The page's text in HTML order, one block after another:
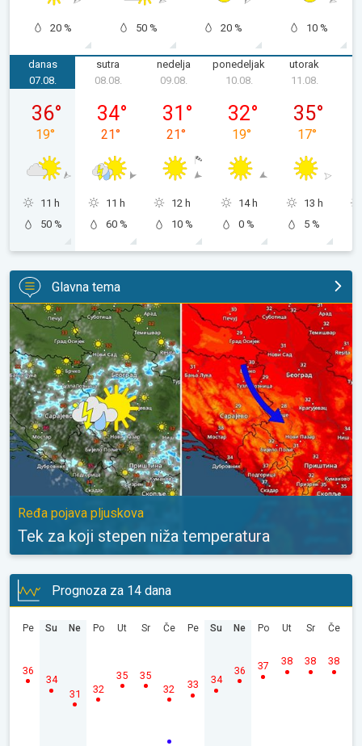
20 % 50 % 20 % 10 %
danas
petak, 07. 08.
07.08.
36°
19°
11 h
50 %
sutra
08.08.
34°
21°
11 h
60 %
nedelja
09.08.
31 °
21°
12 h
10 %
ponedeljak
10.08.
32°
19°
14 h
0 %
utorak
11.08.
35°
17°
13 h
5 %
Glavna tema
Tek za koji stepen niža temperatura. Ređa pojava pljuskova. . .
Ređa pojava pljuskova
Tek za koji stepen niža temperatura
Prognoza za 14 dana
Pe
36
Su
34
Ne
31
Po
32
Ut
35
Sr
35
Če
32
Pe
33
Su
34
Ne
36
Po
37
Ut
38
Sr
38
Če
38